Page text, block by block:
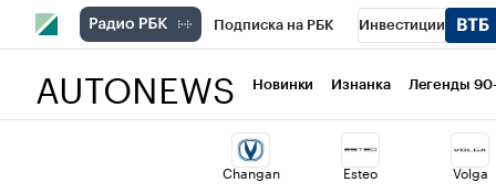
Подписка на РБК Инвестиции
Национальные проекты Город
Кредитные рейтинги Франшизы
AUTONEWS Новинки Изнанка Легенды
Changan Esteo Volga